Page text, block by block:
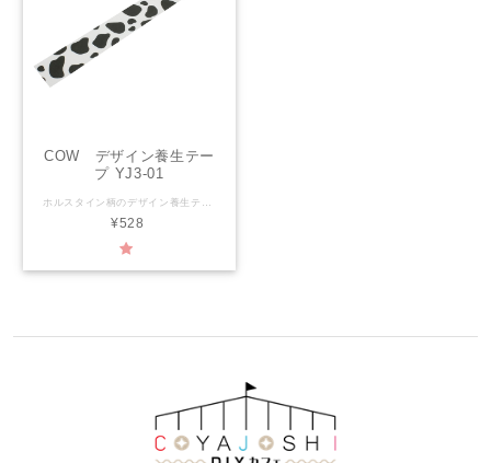
COW デザイン養生テー
プ YJ3-01
¥528